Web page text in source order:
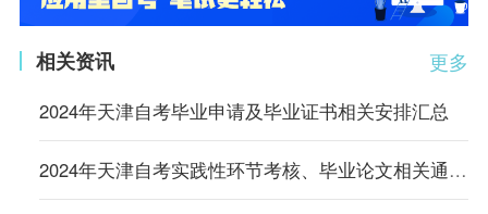
更多
相关资讯
2024年天津自考毕业申请及毕业证书相关安排汇总
2024年天津自考实践性环节考核、毕业论文相关通知汇总